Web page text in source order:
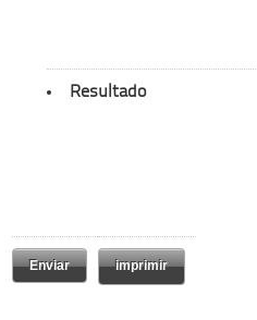
Resultado
imprimir